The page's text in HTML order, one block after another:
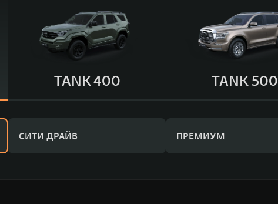
TANK 400 TANK 500
СИТИ ДРАЙВ ПРЕМИУМ